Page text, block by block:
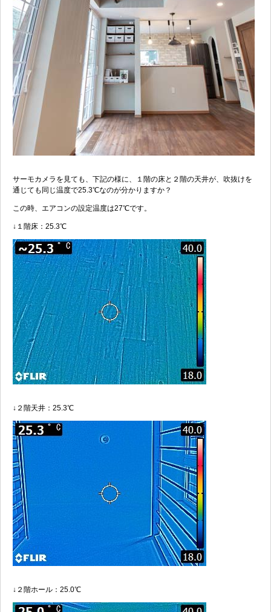
サーモカメラを見ても、下記の様に、１階の床と２階の天井が、吹抜けを
通じても同じ温度で25.3℃なのが分かりますか？
この時、エアコンの設定温度は27℃です。
↓１階床：25.3℃
↓２階天井：25.3℃
↓２階ホール：25.0℃